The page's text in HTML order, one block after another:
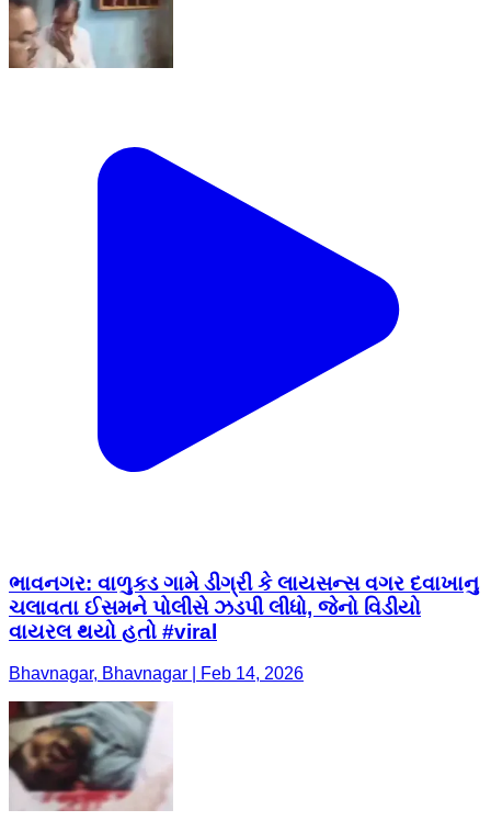
ભાવનગર: વાળુકડ ગામે ડીગ્રી કે લાયસન્સ વગર દવાખાનુ
ચલાવતા ઈસમને પોલીસે ઝડપી લીધો, જેનો વિડીયો
વાયરલ થયો હતો #viral
Bhavnagar, Bhavnagar | Feb 14, 2026